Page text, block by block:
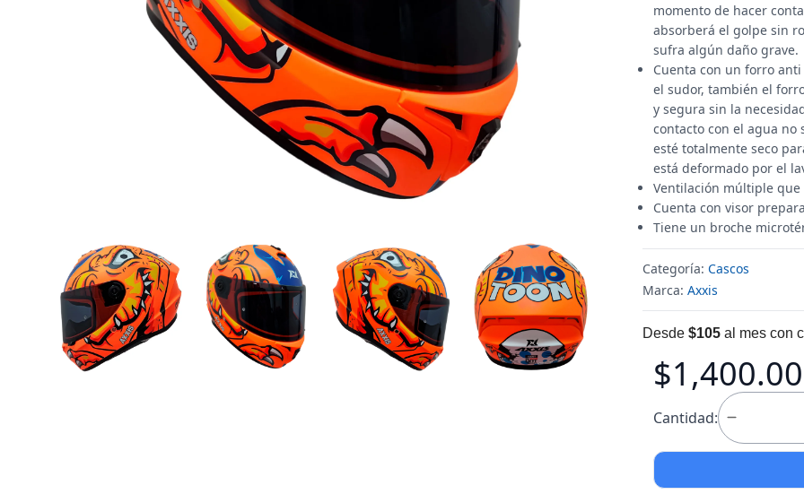
momento de hacer
absorberá el golpe sin
sufra algún daño grave.
Cuenta con un forro
el sudor, también el
y segura sin la
contacto con el agua no
esté totalmente seco
está deformado por el
Ventilación múltiple
Cuenta con visor
Tiene un broche
Categoría: Cascos
Marca: Axxis
Desde $105 al mes con
$1,400.00
Cantidad: